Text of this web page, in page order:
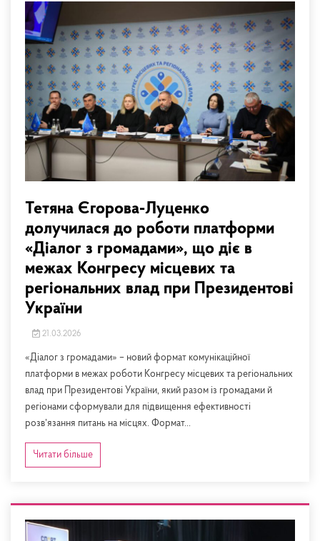
Тетяна Єгорова-Луценко
долучилася до роботи платформи
«Діалог з громадами», що діє в
межах Конгресу місцевих та
регіональних влад при Президентові
України
21.03.2026
«Діалог з громадами» – новий формат комунікаційної
платформи в межах роботи Конгресу місцевих та регіональних
влад при Президентові України, який разом із громадами й
регіонами сформували для підвищення ефективності
розвʼязання питань на місцях. Формат...
Читати більше